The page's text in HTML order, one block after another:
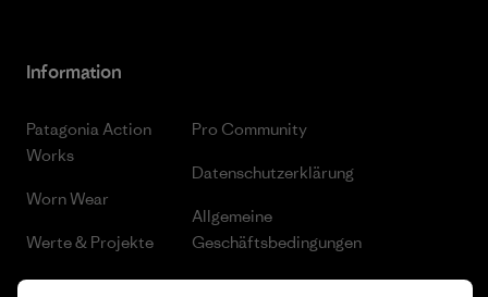
Information
Patagonia Action
Works
Worn Wear
Werte & Projekte
Progress Report
Pro Community
Datenschutzerklärung
Allgemeine
Geschäftsbedingungen
Cookie Einstellungen